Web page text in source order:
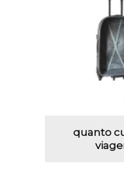
quanto